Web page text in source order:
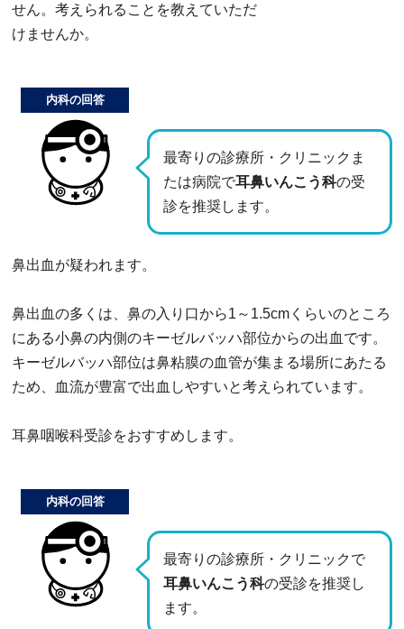
せん。考えられることを教えていただ
けませんか。
最寄りの診療所・クリニックま
たは病院で耳鼻いんこう科の受
診を推奨します。
内科の回答
鼻出血が疑われます。
鼻出血の多くは、鼻の入り口から1～1.5cmくらいのところ
にある小鼻の内側のキーゼルバッハ部位からの出血です。
キーゼルバッハ部位は鼻粘膜の血管が集まる場所にあたる
ため、血流が豊富で出血しやすいと考えられています。
耳鼻咽喉科受診をおすすめします。
最寄りの診療所・クリニックで
耳鼻いんこう科の受診を推奨し
ます。
内科の回答